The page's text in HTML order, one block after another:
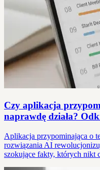
Czy aplikacja
naprawdę działa?
Aplikacja przypominająca o
rozwiązania AI
szokujące fakty, których nikt